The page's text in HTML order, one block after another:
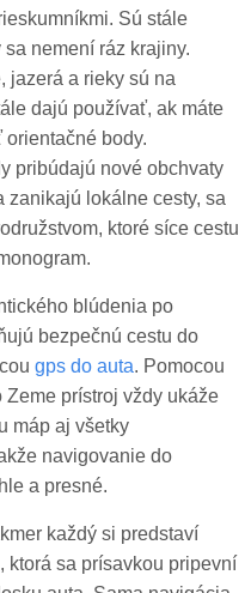
Sú stále
nemení ráz krajiny.
jazerá a rieky sú na
dajú používať, ak máte
body.
pribúdajú nové obchvaty
zanikajú lokálne cesty, sa
ktoré síce cestu
blúdenia po
bezpečnú cestu do
gps do auta. Pomocou
prístroj vždy ukáže
máp aj všetky
navigovanie do
a presné.
každý si predstaví
ktorá sa prísavkou pripevní